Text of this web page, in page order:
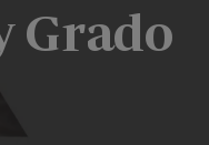
Grado